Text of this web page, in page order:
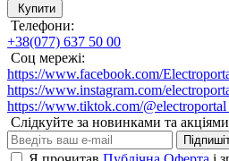
Купити
Телефони:
+38(077) 637 50 00
Соц мережі:
https://www.facebook.com/
https://www.instagram.com/
https://www.tiktok.com/
Слідкуйте за новинками та